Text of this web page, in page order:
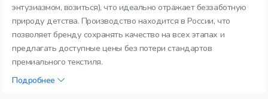
энтузиазмом, возиться), что идеально отражает беззаботную
природу детства. Производство находится в России, что
позволяет бренду сохранять качество на всех этапах и
предлагать доступные цены без потери стандартов
премиального текстиля.
Подробнее